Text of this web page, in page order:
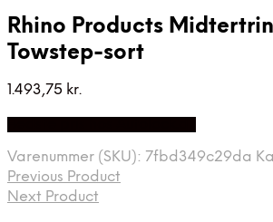
Rhino Products
Towstep-sort
1.493,75 kr.
Varenummer (SKU): 7fbd349c29da
Previous Product
Next Product